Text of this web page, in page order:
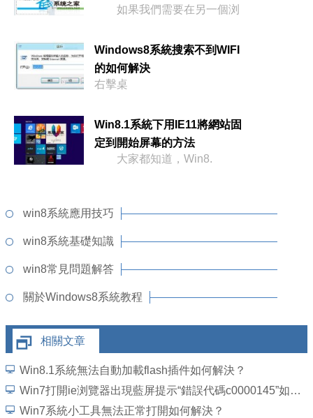
如果我們需要在另一個浏
Windows8系統搜索不到WIFI
的如何解決
右擊桌
Win8.1系統下用IE11將網站固
定到開始屏幕的方法
大家都知道，Win8.
win8系統應用技巧
win8系統基礎知識
win8常見問題解答
關於Windows8系統教程
相關文章
Win8.1系統無法自動加載flash插件如何解決？
Win7打開ie浏覽器出現藍屏提示“錯誤代碼c0000145”如何解決？
Win7系統小工具無法正常打開如何解決？